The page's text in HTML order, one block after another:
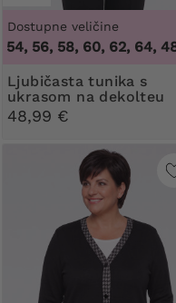
Dostupne veličine
56, 58, 60, 62, 64, 48,
Ljubičasta tunika s
ukrasom na dekolteu
48,99 €
48, 50,